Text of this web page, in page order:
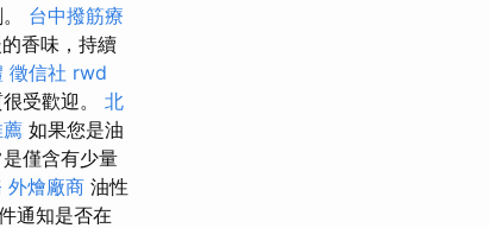
台中撥筋療
香味，持續
徵信社 rwd
受歡迎。 北
如果您是油
僅含有少量
外燴廠商 油性
通知是否在